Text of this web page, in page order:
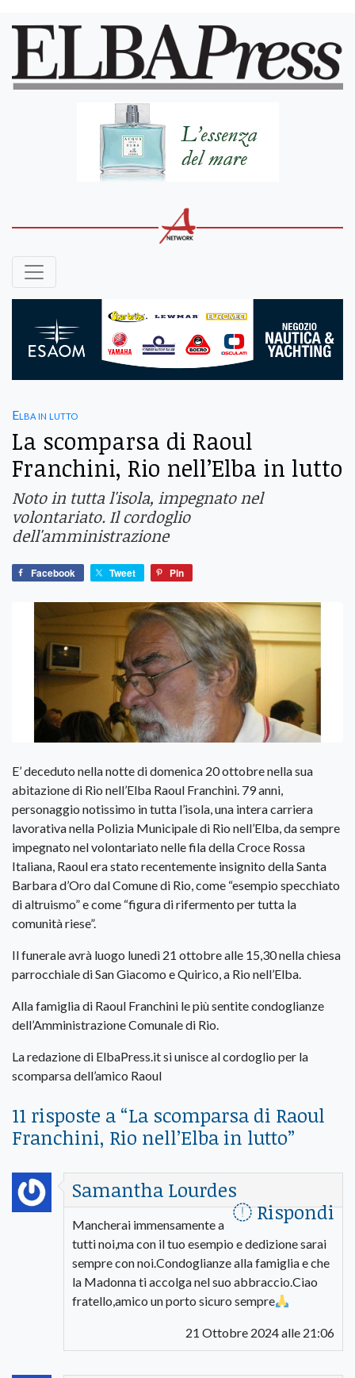
Elba in lutto
La scomparsa di Raoul
Franchini, Rio nell’Elba in lutto
Noto in tutta l'isola, impegnato nel
volontariato. Il cordoglio
dell'amministrazione
Facebook Tweet Pin
E’ deceduto nella notte di domenica 20 ottobre nella sua
abitazione di Rio nell’Elba Raoul Franchini. 79 anni,
personaggio notissimo in tutta l’isola, una intera carriera
lavorativa nella Polizia Municipale di Rio nell’Elba, da sempre
impegnato nel volontariato nelle fila della Croce Rossa
Italiana, Raoul era stato recentemente insignito della Santa
Barbara d’Oro dal Comune di Rio, come “esempio specchiato
di altruismo” e come “figura di rifermento per tutta la
comunità riese”.
Il funerale avrà luogo lunedì 21 ottobre alle 15,30 nella chiesa
parrocchiale di San Giacomo e Quirico, a Rio nell’Elba.
Alla famiglia di Raoul Franchini le più sentite condoglianze
dell’Amministrazione Comunale di Rio.
La redazione di ElbaPress.it si unisce al cordoglio per la
scomparsa dell’amico Raoul
11 risposte a “La scomparsa di Raoul
Franchini, Rio nell’Elba in lutto”
Samantha Lourdes
Rispondi
Mancherai immensamente a
tutti noi,ma con il tuo esempio e dedizione sarai
sempre con noi.Condoglianze alla famiglia e che
la Madonna ti accolga nel suo abbraccio.Ciao
fratello,amico un porto sicuro sempre
21 Ottobre 2024 alle 21:06